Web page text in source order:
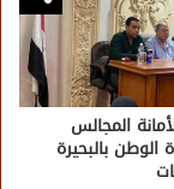
المجالس
الوطن بالبحيرة